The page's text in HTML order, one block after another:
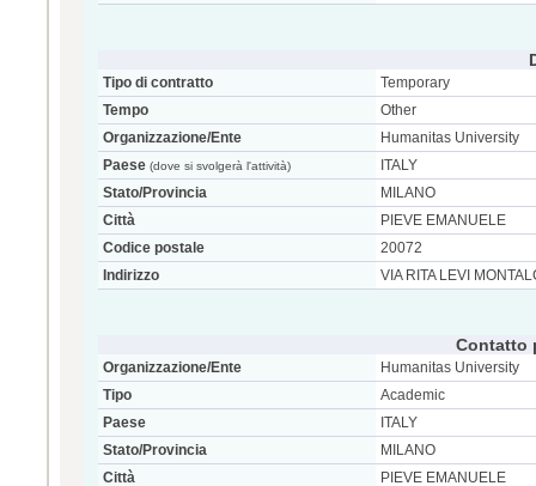
Tipo di contratto
Temporary
Tempo
Other
Organizzazione/Ente
Humanitas University
Paese (dove si svolgerà l'attività)
ITALY
Stato/Provincia
MILANO
Città
PIEVE EMANUELE
Codice postale
20072
Indirizzo
VIA RITA LEVI
Contatto
Organizzazione/Ente
Humanitas University
Tipo
Academic
Paese
ITALY
Stato/Provincia
MILANO
Città
PIEVE EMANUELE